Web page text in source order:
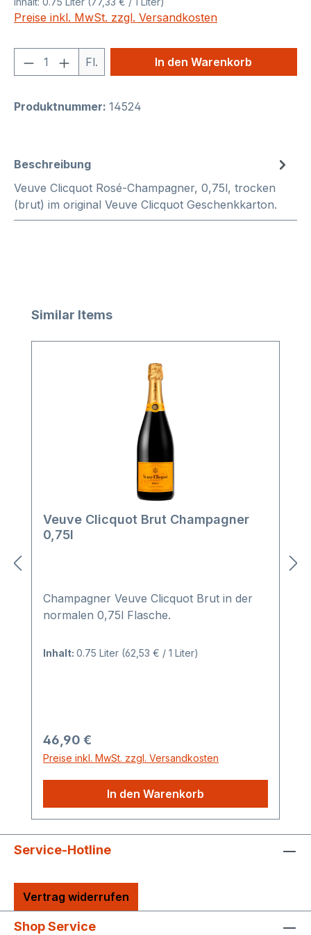
Preise inkl. MwSt. zzgl. Versandkosten
Produkt Anzahl: Gib den
Fl. In den Warenkorb
Produktnummer: 14524
Beschreibung
Veuve Clicquot Rosé-Champagner, 0,75l, trocken
(brut) im original Veuve Clicquot Geschenkkarton.
Produktgalerie überspringen
Similar Items
Veuve Clicquot Brut Champagner
0,75l
Champagner Veuve Clicquot Brut in der
normalen 0,75l Flasche.
Inhalt: 0.75 Liter (62,53 € / 1 Liter)
Regulärer Preis:
46,90 €
Preise inkl. MwSt. zzgl. Versandkosten
In den Warenkorb
Service-Hotline
Vertrag widerrufen
Shop Service